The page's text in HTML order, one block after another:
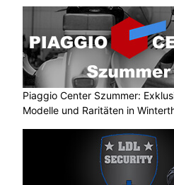
Piaggio Center Szummer:
Modelle und Raritäten in